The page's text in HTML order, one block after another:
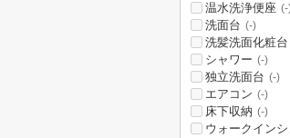
温水洗浄便座 (-
洗面台 (-)
洗髪洗面化粧台
シャワー (-)
独立洗面台 (-)
エアコン (-)
床下収納 (-)
ウォークイン